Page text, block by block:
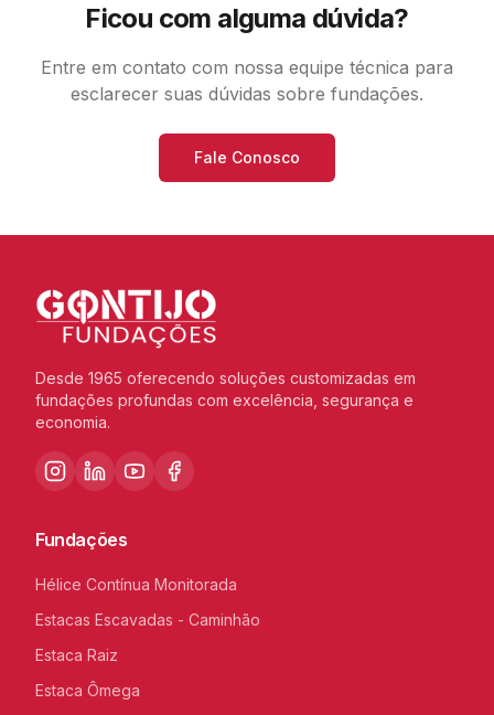
Ficou com alguma dúvida?
Entre em contato com nossa equipe técnica para
esclarecer suas dúvidas sobre fundações.
Fale Conosco
Desde 1965 oferecendo soluções customizadas em
fundações profundas com excelência, segurança e
economia.
Fundações
Hélice Contínua Monitorada
Estacas Escavadas - Caminhão
Estaca Raiz
Estaca Ômega